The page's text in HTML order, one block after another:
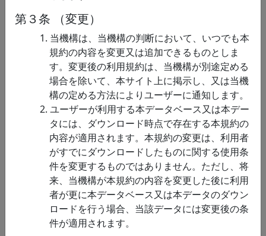
報関
連
ける視覚的な奥行
き手がかり統合の
デコーディング精
度マップ（リンク
先英文）
内のどこでどのように統合さ
れるのか、その視覚情報処理
の相違を明らかにした学術論
文 Armendariz, Ban, We…
ヒトの立体視力
の個人差に対応し
た神経線維束の走
行および神経組織
密度データ（リン
ク先英文）
このデータセットは、ヒトの
立体視力の個人差と関連する
神経線維束の存在を明らかに
した学術論文Oishi,
Takemura, Aoki, Fujita,
Amano 2018 PNAS の結果を
再現可能…
網膜神経節細胞
障害後のヒト視覚
このデータセットは、視覚障
がい（レーベル遺伝性視神経
第３条 （変更）
1. 当機構は、当機構の判断において、いつでも本
規約の内容を変更又は追加できるものとしま
す。変更後の利用規約は、当機構が別途定める
場合を除いて、本サイト上に掲示し、又は当機
構の定める方法によりユーザーに通知します。
2. ユーザーが利用する本データベース又は本デー
タには、ダウンロード時点で存在する本規約の
内容が適用されます。本規約の変更は、利用者
がすでにダウンロードしたものに関する使用条
件を変更するものではありません。ただし、将
来、当機構が本規約の内容を変更した後に利用
者が更に本データベース又は本データのダウン
ロードを行う場合、当該データには変更後の条
件が適用されます。